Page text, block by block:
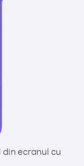
ecranul cu